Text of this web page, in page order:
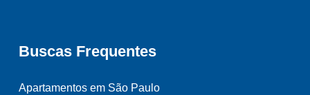
Buscas Frequentes
Apartamentos em São Paulo